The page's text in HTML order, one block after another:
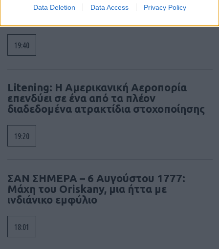
Data Deletion Data Access Privacy Policy
μαχητικό που… ξέχασε τους τροχούς
19:40
Litening: Η Αμερικανική Αεροπορία
επενδύει σε ένα από τα πλέον
διαδεδομένα ατρακτίδια στοχοποίησης
19:20
ΣΑΝ ΣΗΜΕΡΑ – 6 Αυγούστου 1777:
Μάχη του Oriskany, μια ήττα με
ινδιάνικο εμφύλιο
18:01